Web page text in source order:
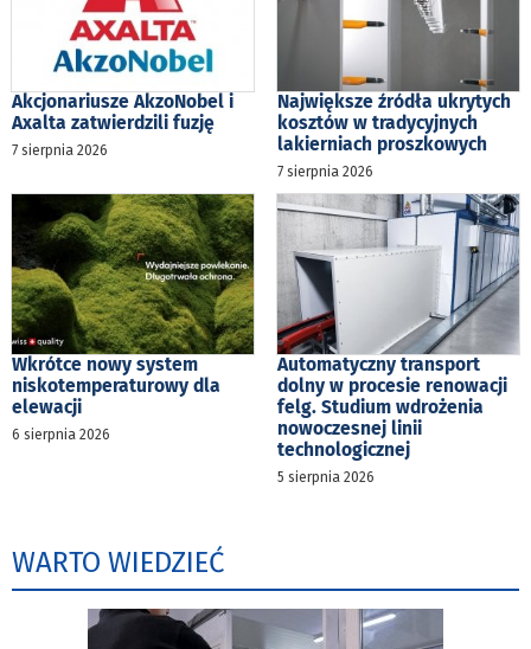
Akcjonariusze AkzoNobel i
Axalta zatwierdzili fuzję
7 sierpnia 2026
Największe źródła ukrytych
kosztów w tradycyjnych
lakierniach proszkowych
7 sierpnia 2026
Wkrótce nowy system
niskotemperaturowy dla
elewacji
6 sierpnia 2026
Automatyczny transport
dolny w procesie renowacji
felg. Studium wdrożenia
nowoczesnej linii
technologicznej
5 sierpnia 2026
WARTO WIEDZIEĆ